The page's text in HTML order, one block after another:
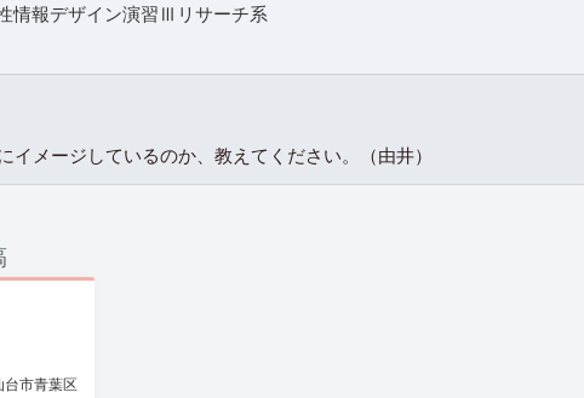
情報デザイン演習Ⅲリサーチ系
イメージしているのか、教えてください。（由井）
台市青葉区